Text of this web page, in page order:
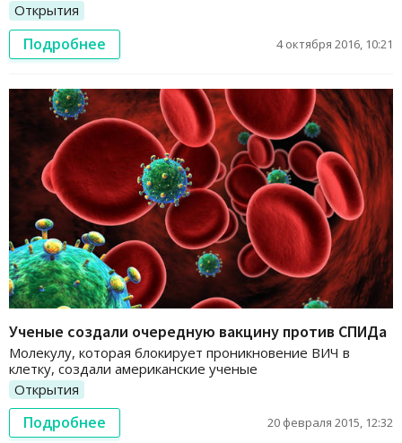
Открытия
Подробнее 4 октября 2016, 10:21
Ученые создали очередную вакцину против СПИДа
Молекулу, которая блокирует проникновение ВИЧ в
клетку, создали американские ученые
Открытия
Подробнее 20 февраля 2015, 12:32